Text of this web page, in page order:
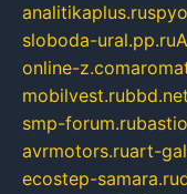
analitikaplus.ru
sloboda-ural.pp.ru
online-z.com
mobilvest.ru
smp-forum.ru
avrmotors.ruart-
ecostep-samara.ru